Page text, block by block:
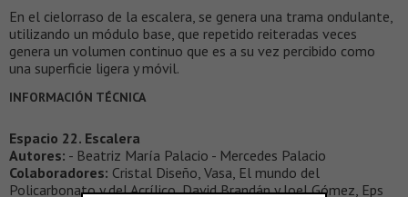
En el cielorraso de la escalera, se genera una trama ondulante,
utilizando un módulo base, que repetido reiteradas veces
genera un volumen continuo que es a su vez percibido como
una superficie ligera y móvil.
INFORMACIÓN TÉCNICA
Espacio 22. Escalera
Autores: - Beatriz María Palacio - Mercedes Palacio
Colaboradores: Cristal Diseño, Vasa, El mundo del
Policarbonato y del Acrílico, David Brandán y Joel Gómez, Eps